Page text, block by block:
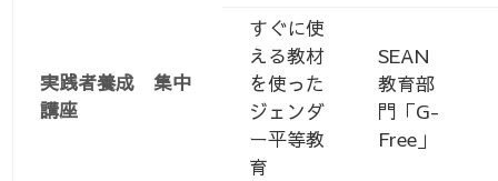
実践者養成 集中
講座
すぐに使
える教材
を使った
ジェンダ
ー平等教
育
SEAN
教育部
門「G-
Free」